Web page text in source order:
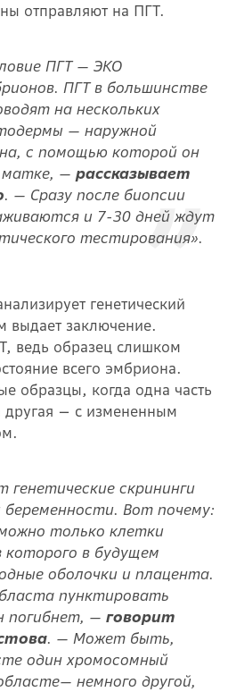
отправляют на ПГТ.
ПГТ — ЭКО
ПГТ в большинстве
на нескольких
— наружной
с помощью которой он
матке, — рассказывает
. — Сразу после биопсии
и 7-30 дней ждут
тестирования».
генетический
выдает заключение.
ведь образец слишком
всего эмбриона.
образцы, когда одна часть
другая — с измененным
генетические скрининги
беременности. Вот почему:
только клетки
в будущем
оболочки и плацента.
пунктировать
погибнет, — говорит
. — Может быть,
один хромосомный
немного другой,